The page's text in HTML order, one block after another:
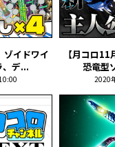
ゾイドワイ
、デ...
【月コロ
恐竜型
2020